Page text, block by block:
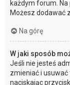
każdym forum.
Możesz dodawać
Na górę
W jaki sposób
Jeśli nie jesteś
zmieniać i
naciskając przycisk